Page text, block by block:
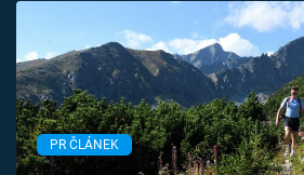
PR ČLÁNEK